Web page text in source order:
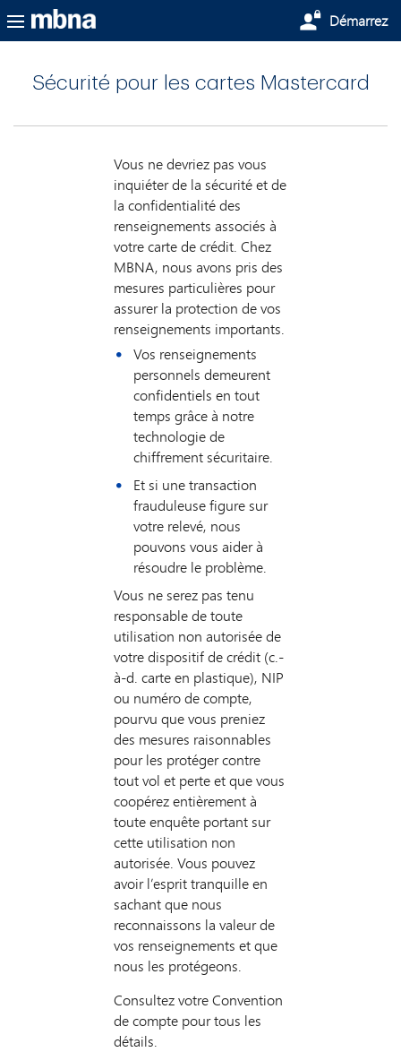
Passer au contenu principal Démarrez
Sécurité pour les cartes Mastercard
Vous ne devriez pas vous
inquiéter de la sécurité et de
la confidentialité des
renseignements associés à
votre carte de crédit. Chez
MBNA, nous avons pris des
mesures particulières pour
assurer la protection de vos
renseignements importants.
Vos renseignements
personnels demeurent
confidentiels en tout
temps grâce à notre
technologie de
chiffrement sécuritaire.
Et si une transaction
frauduleuse figure sur
votre relevé, nous
pouvons vous aider à
résoudre le problème.
Vous ne serez pas tenu
responsable de toute
utilisation non autorisée de
votre dispositif de crédit (c.-
à-d. carte en plastique), NIP
ou numéro de compte,
pourvu que vous preniez
des mesures raisonnables
pour les protéger contre
tout vol et perte et que vous
coopérez entièrement à
toute enquête portant sur
cette utilisation non
autorisée. Vous pouvez
avoir l’esprit tranquille en
sachant que nous
reconnaissons la valeur de
vos renseignements et que
nous les protégeons.
Consultez votre Convention
de compte pour tous les
détails.